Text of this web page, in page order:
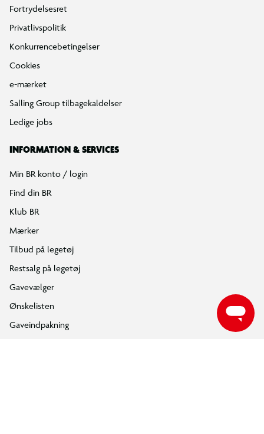
Gør dig klar til ræs!
LEGO® Speed Champions F1 ACADEMY™ LEGO® racerbil
Fortrydelsesret
Privatlivspolitik
Konkurrencebetingelser
Cookies
e-mærket
Salling Group tilbagekaldelser
Ledige jobs
INFORMATION & SERVICES
Min BR konto / login
Find din BR
Klub BR
Mærker
Tilbud på legetøj
Restsalg på legetøj
Gavevælger
Ønskelisten
Gaveindpakning